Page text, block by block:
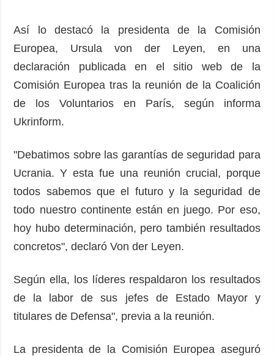
Así lo destacó la presidenta de la Comisión
Europea, Ursula von der Leyen, en una
declaración publicada en el sitio web de la
Comisión Europea tras la reunión de la Coalición
de los Voluntarios en París, según informa
Ukrinform.
"Debatimos sobre las garantías de seguridad para
Ucrania. Y esta fue una reunión crucial, porque
todos sabemos que el futuro y la seguridad de
todo nuestro continente están en juego. Por eso,
hoy hubo determinación, pero también resultados
concretos", declaró Von der Leyen.
Según ella, los líderes respaldaron los resultados
de la labor de sus jefes de Estado Mayor y
titulares de Defensa", previa a la reunión.
La presidenta de la Comisión Europea aseguró